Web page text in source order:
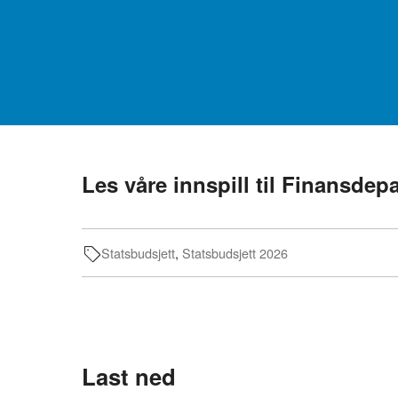
Les våre innspill til
Statsbudsjett, Statsbudsjett 2026
Last ned